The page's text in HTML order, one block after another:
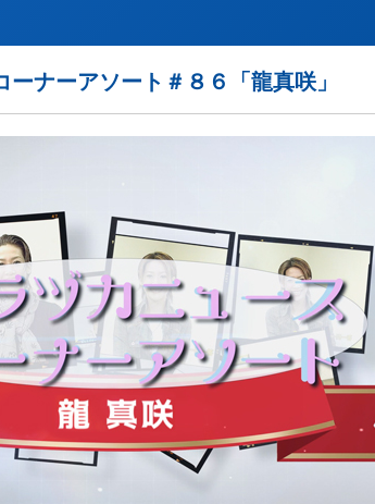
ナーアソート＃８６「龍真咲」